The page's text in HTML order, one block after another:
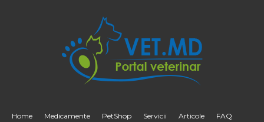
Home Medicamente PetShop Servicii Articole FAQ